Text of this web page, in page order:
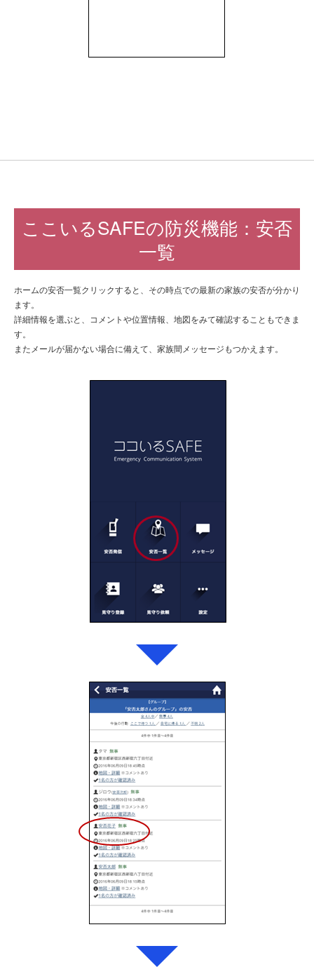
ここいるSAFEの防災機能：安否
一覧
ホームの安否一覧クリックすると、その時点での最新の家族の安否が分かり
ます。
詳細情報を選ぶと、コメントや位置情報、地図をみて確認することもできま
す。
またメールが届かない場合に備えて、家族間メッセージもつかえます。